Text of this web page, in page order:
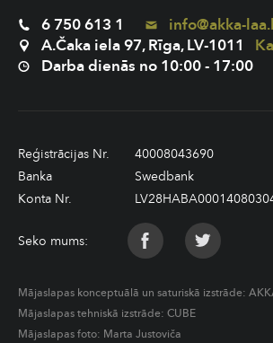
6 750 613 1
info@akka-
A.Čaka iela 97, Rīga, LV-1011
Darba dienās no 10:00 - 17:00
Reģistrācijas Nr.
40008043690
Banka
Swedbank
Konta Nr.
Seko mums:
Mājaslapas konceptuālā un saturiskā izstrāde:
Mājaslapas tehniskā izstrāde: CUBE
Mājaslapas foto: Marta Justoviča